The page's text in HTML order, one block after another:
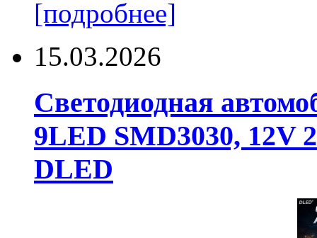
[подробнее]
15.03.2026
Светодиодная
9LED SMD3030, 12V
DLED